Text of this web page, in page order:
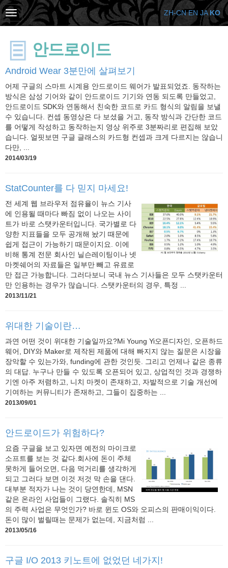
안드로이드
Android Wear 3분만에 살펴보기
어제 구글의 스마트 시계용 안드로이드 웨어가 발표되었죠. 동작하는
방식은 삼성 기어와 같이 안드로이드 기기와 연동 되도록 만들었고,
안드로이드 SDK와 연동해서 친숙한 코드로 카드 형식의 알림을 보낼
수 있습니다. 컨셉 동영상은 다 보셨을 거고, 동작 방식과 간단한 코드
를 어떻게 작성하고 동작하는지 영상 위주로 3분짜리로 편집해 보았
습니다. 얼핏보면 구글 글래스의 카드형 컨셉과 크게 다르지는 않습니
다만, ...
2014/03/19
StatCounter를 다 믿지 마세요!
전 세계 웹 브라우저 점유율이 뉴스 기사
에 인용될 때마다 빠짐 없이 나오는 사이
트가 바로 스탯카운터입니다. 국가별로 다
양한 지표들을 모두 공개해 놨기 때문에
쉽게 접근이 가능하기 때문이지요. 이에
비해 통계 전문 회사인 닐슨레이팅이나 넷
마켓쉐어의 자료들은 일부만 빼고 유료로
만 접근 가능합니다. 그러다보니 국내 뉴스 기사들은 모두 스탯카운터
만 인용하는 경우가 많습니다. 스탯카운터의 경우, 특정 ...
2013/11/21
위대한 기술이란…
과연 어떤 것이 위대한 기술일까요?Mi Young Yi오픈디자인, 오픈하드
웨어, DIY와 Maker로 제작된 제품에 대해 빠지지 않는 질문은 시장을
장악할 수 있는가와, funding에 관한 것인듯. 그리고 언제나 같은 종류
의 대답. 누구나 만들 수 있도록 오픈되어 있고, 상업적인 것과 경쟁하
기엔 아주 저렴하고, 니치 마켓이 존재하고, 자발적으로 기술 개선에
기여하는 커뮤니티가 존재하고, 그들이 집중하는 ...
2013/09/01
안드로이드가 위험하다?
요즘 구글을 보고 있자면 예전의 마이크로
소프트를 보는 것 같다.회사에 돈이 주체
못하게 들어오면, 다음 먹거리를 생각하게
되고 그러다 보면 이것 저것 막 손을 댄다.
대부분 적자가 나는 것이 당연한데, MSN
같은 온라인 사업들이 그랬다. 솔직히 MS
의 주력 사업은 무엇인가? 바로 윈도 OS와 오피스의 판매이익이다.
돈이 많이 벌릴때는 문제가 없는데, 지금처럼 ...
2013/05/16
구글 I/O 2013 키노트에 없었던 네가지!
ZH-CN EN JA KO